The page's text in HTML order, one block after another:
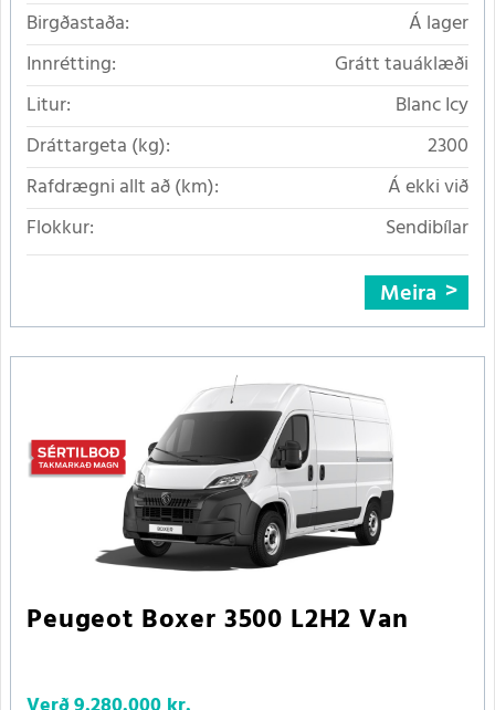
Birgðastaða:
Á lager
Innrétting:
Grátt tauáklæði
Litur:
Blanc Icy
Dráttargeta (kg):
2300
Rafdrægni allt að (km):
Á ekki við
Flokkur:
Sendibílar
Meira
Peugeot Boxer 3500 L2H2 Van